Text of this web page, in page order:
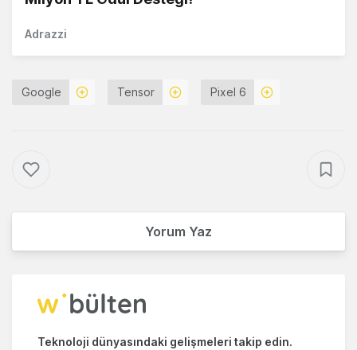
Adrazzi
Google Tensor Pixel 6
Yorum Yaz
Teknoloji dünyasındaki gelişmeleri takip edin.